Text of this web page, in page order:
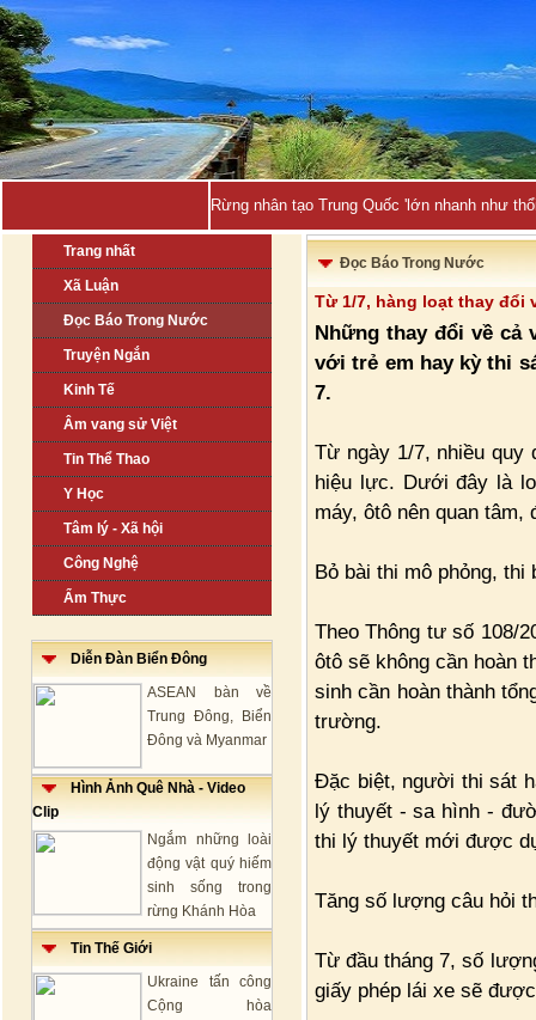
Rừng nhân tạo Trung Quốc 'lớn nhanh như
Trang nhất
Xã Luận
Đọc Báo Trong Nước
Truyện Ngắn
Kinh Tế
Âm vang sử Việt
Tin Thể Thao
Y Học
Tâm lý - Xã hội
Công Nghệ
Ẩm Thực
Diễn Đàn Biển Đông
ASEAN bàn về
Trung Đông, Biển
Đông và Myanmar
Hình Ảnh Quê Nhà - Video
Clip
Ngắm những loài
động vật quý hiếm
sinh sống trong
rừng Khánh Hòa
Tin Thế Giới
Ukraine tấn công
Cộng hòa
Đọc Báo Trong Nước
Từ 1/7, hàng loạt thay đổi
Những thay đổi về cả
với trẻ em hay kỳ thi
7.
Từ ngày 1/7, nhiều quy
hiệu lực. Dưới đây là
máy, ôtô nên quan
Bỏ bài thi mô phỏng,
Theo Thông tư số 108/
ôtô sẽ không cần hoàn
sinh cần hoàn thành
trường.
Đặc biệt, người thi sát
lý thuyết - sa hình -
thi lý thuyết mới được
Tăng số lượng câu hỏi
Từ đầu tháng 7, số
giấy phép lái xe sẽ